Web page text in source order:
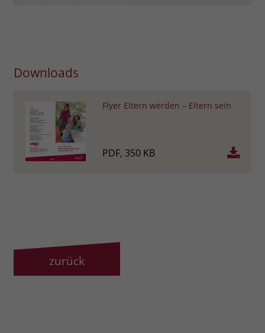
Downloads
Flyer Eltern werden – Eltern sein
PDF, 350 KB
zurück